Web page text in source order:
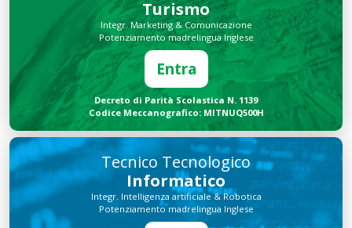
Turismo
Integr. Marketing & Comunicazione
Potenziamento madrelingua Inglese
Entra
Decreto di Parità Scolastica N. 1139
Codice Meccanografico: MITNUQ500H
Tecnico Tecnologico
Informatico
Integr. Intelligenza artificiale & Robotica
Potenziamento madrelingua Inglese